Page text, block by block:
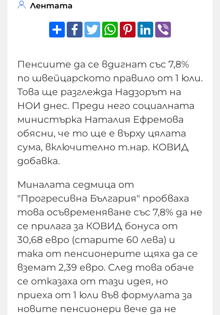
Лентата
ShareFacebook
TwitterWhatsApp
Pinterest
LinkedIn
Пенсиите да се вдигнат със 7,8%
по швейцарското правило от 1 юли.
Това ще разглежда Надзорът на
НОИ днес. Преди него социалната
министърка Наталия Ефремова
обясни, че то ще е върху цялата
сума, включително т.нар. КОВИД
добавка.
Миналата седмица от
"Прогресивна България" пробваха
това осъвременяване със 7,8% да не
се прилага за КОВИД бонуса от
30,68 евро (старите 60 лева) и
така от пенсионерите щяха да се
вземат 2,39 евро. След това обаче
се отказаха от тази идея, но
приеха от 1 юли във формулата за
новите пенсионери вече да не